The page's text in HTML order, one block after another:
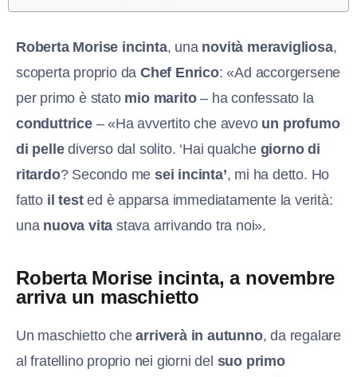
Roberta Morise incinta, una novità meravigliosa,
scoperta proprio daChef Enrico: «Ad accorgersene
per primo è stato mio marito– ha confessato la
conduttrice– «Ha avvertito che avevo un profumo
di pellediverso dal solito. ‘Hai qualche giorno di
ritardo? Secondo mesei incinta’, mi ha detto. Ho
fatto il tested è apparsa immediatamente la verità:
una nuova vita stava arrivando tra noi».
Roberta Morise incinta, a novembre
arriva un maschietto
Un maschietto chearriverà in autunno, da regalare
al fratellino proprio nei giorni del suo primo